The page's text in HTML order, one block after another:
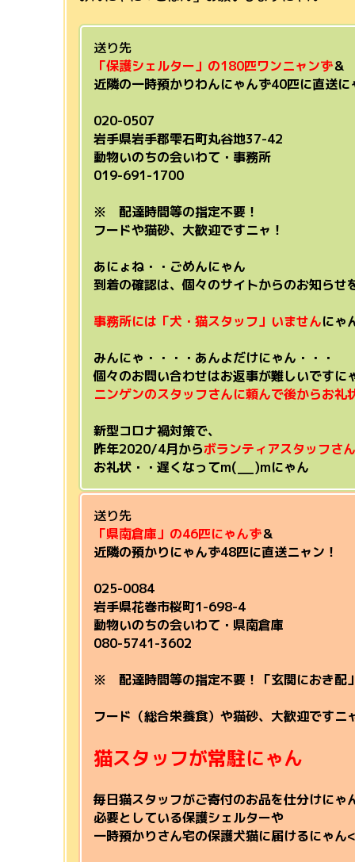
送り先
「保護シェルター」の180匹ワンニャンず＆
近隣の一時預かりわんにゃんず40匹に直送に
020-0507
岩手県岩手郡雫石町丸谷地37-42
動物いのちの会いわて・事務所
019-691-1700
※ 配達時間等の指定不要！
フードや猫砂、大歓迎ですニャ！
あにょね・・ごめんにゃん
到着の確認は、個々のサイトからのお知らせ
事務所には「犬・猫スタッフ」いませんにゃ
みんにゃ・・・・あんよだけにゃん・・・
個々のお問い合わせはお返事が難しいです
ニンゲンのスタッフさんに頼んで後からお礼
新型コロナ禍対策で、
昨年2020/4月からボランティアスタッフさ
お礼状・・遅くなってm(__)mにゃん
送り先
「県南倉庫」の46匹にゃんず＆
近隣の預かりにゃんず48匹に直送ニャン！
025-0084
岩手県花巻市桜町1-698-4
動物いのちの会いわて・県南倉庫
080-5741-3602
※ 配達時間等の指定不要！「玄関におき配
フード（総合栄養食）や猫砂、大歓迎ですニ
猫スタッフが常駐にゃん
毎日猫スタッフがご寄付のお品を仕分けに
必要としている保護シェルターや
一時預かりさん宅の保護犬猫に届けるにゃん